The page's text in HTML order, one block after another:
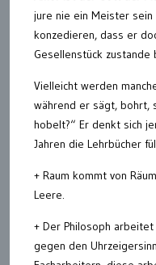
jure nie ein Meister sein
konzedieren, dass er
Gesellenstück zustande
Vielleicht werden
während er sägt, bohrt,
hobelt?“ Er denkt sich
Jahren die Lehrbücher
+ Raum kommt von
Leere.
+ Der Philosoph arbeitet
gegen den